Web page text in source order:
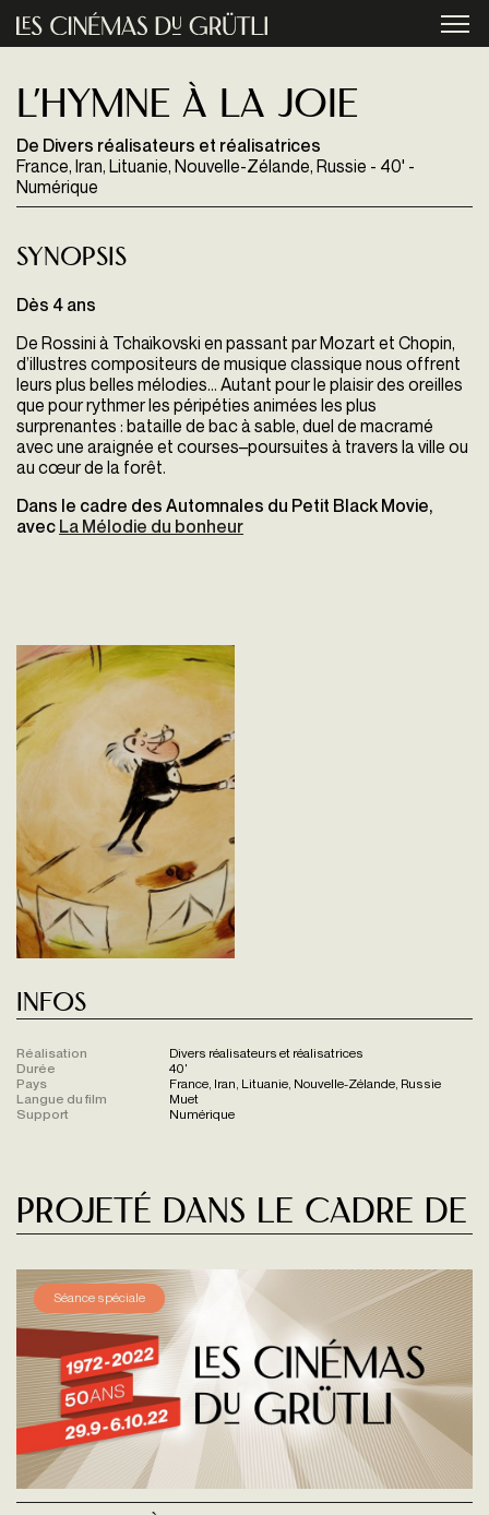
Aller au contenu principal
L’hymne à la joie
De Divers réalisateurs et réalisatrices
France, Iran, Lituanie, Nouvelle-Zélande, Russie - 40' -
Numérique
Synopsis
Dès 4 ans
De Rossini à Tchaïkovski en passant par Mozart et Chopin,
d’illustres compositeurs de musique classique nous offrent
leurs plus belles mélodies... Autant pour le plaisir des oreilles
que pour rythmer les péripéties animées les plus
surprenantes : bataille de bac à sable, duel de macramé
avec une araignée et courses–poursuites à travers la ville ou
au cœur de la forêt.
Dans le cadre des Automnales du Petit Black Movie,
avec La Mélodie du bonheur
Infos
Réalisation
Divers réalisateurs et réalisatrices
Durée
40'
Pays
France, Iran, Lituanie, Nouvelle-Zélande, Russie
Langue du film
Muet
Support
Numérique
Projeté dans le cadre de
Séance spéciale